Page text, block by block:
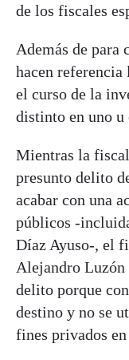
de los fiscales
Además de para
hacen referencia
el curso de la
distinto en uno u
Mientras la
presunto delito
acabar con una
públicos -
Díaz Ayuso-, el
Alejandro
delito porque
destino y no se
fines privados